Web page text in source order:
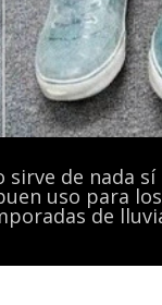
de nada
uso para
de